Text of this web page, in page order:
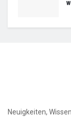
Neuigkeiten,